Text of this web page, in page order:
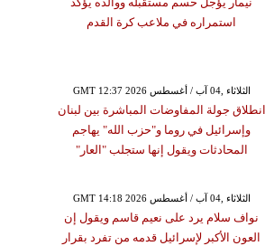
استمراره في ملاعب كرة القدم
GMT 12:37 2026 الثلاثاء ,04 آب / أغسطس
انطلاق جولة المفاوضات المباشرة بين لبنان
وإسرائيل في روما و"حزب الله" يهاجم
المحادثات ويقول إنها ستجلب "العار"
GMT 14:18 2026 الثلاثاء ,04 آب / أغسطس
نواف سلام يرد على نعيم قاسم ويقول إن
العون الأكبر لإسرائيل قدمه من تفرد بقرار